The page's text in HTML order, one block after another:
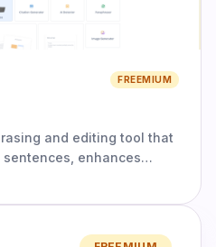
FREEMIUM
and editing tool that
enhances